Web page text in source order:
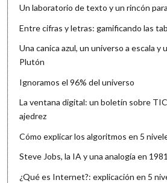
Un laboratorio de texto y un rincón
Entre cifras y letras: gamificando las
Una canica azul, un universo a escala y
Plutón
Ignoramos el 96% del universo
La ventana digital: un boletín sobre
ajedrez
Cómo explicar los algoritmos en 5
Steve Jobs, la IA y una analogía en 1981
¿Qué es Internet?: explicación en 5